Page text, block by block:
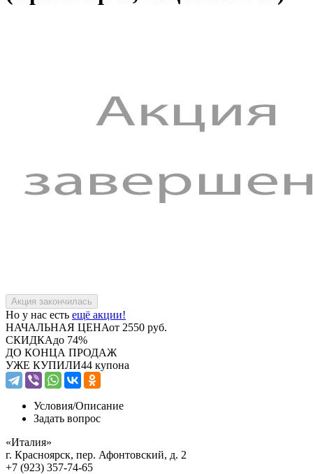
Но у нас есть ещё акции!
НАЧАЛЬНАЯ ЦЕНАот 2550 руб.
СКИДКАдо 74%
ДО КОНЦА ПРОДАЖ
УЖЕ КУПИЛИ44 купона
Условия/Описание
Задать вопрос
«Италия»
г. Красноярск, пер. Афонтовский, д. 2
+7 (923) 357-74-65